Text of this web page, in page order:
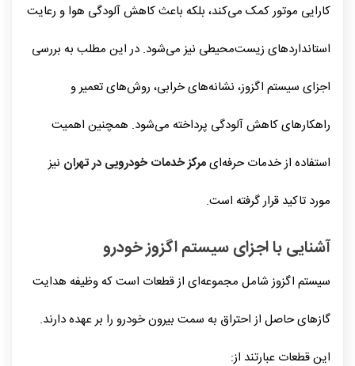
کارایی موتور کمک می‌کند، بلکه باعث کاهش آلودگی هوا و رعایت
استانداردهای زیست‌محیطی نیز می‌شود. در این مطلب به بررسی
اجزای سیستم اگزوز، نشانه‌های خرابی، روش‌های تعمیر و
راهکارهای کاهش آلودگی پرداخته می‌شود. همچنین اهمیت
استفاده از خدمات حرفه‌ایمرکز خدمات خودرویی در تهران نیز
مورد تاکید قرار گرفته است.
آشنایی با اجزای سیستم اگزوز خودرو
سیستم اگزوز شامل مجموعه‌ای از قطعات است که وظیفه هدایت
گازهای حاصل از احتراق به سمت بیرون خودرو را بر عهده دارند.
این قطعات عبارتند از: